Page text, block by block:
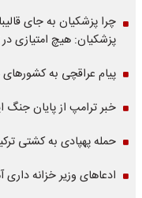
چرا پزشکیان به جای
پزشکیان: هیچ امتیازی در
پیام عراقچی به
خبر ترامپ از پایان جنگ
حمله پهپادی به کشتی
ادعاهای وزیر خزانه داری